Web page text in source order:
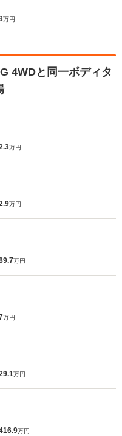
万円
4WDと同一ボディタ
万円
万円
万円
万円
万円
万円